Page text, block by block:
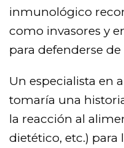
inmunológico
como invasores y
para defenderse de
Un especialista en
tomaría una
la reacción al
dietético, etc.) para